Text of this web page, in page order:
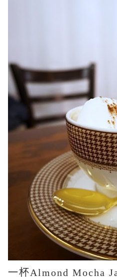
一杯Almond Mocha